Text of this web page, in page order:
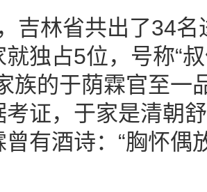
吉林省共出了34
独占5位，号称“
族的于荫霖官至一
证，于家是清朝
有酒诗：“胸怀偶